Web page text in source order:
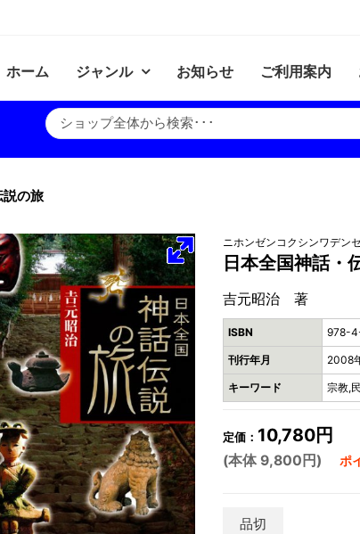
ホーム ジャンル お知らせ ご利用案内
説の旅
ニホンゼンコクシンワデン
日本全国神話・
吉元昭治 著
ISBN 978-
刊行年月 2008
キーワード 宗教,
定価： 10,780円
(本体 9,800円) ポ
品切